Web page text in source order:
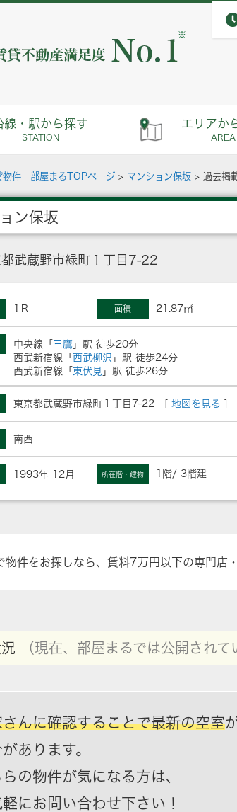
※
線・駅から探す
STATION
エリアか
AREA
物件 部屋まるTOPページ > マンション保坂 > 過去掲
ン保坂
武蔵野市緑町１丁目7-22
1Ｒ 面積 21.87㎡
中央線「 三鷹 」駅 徒歩20分
西武新宿線「 西武柳沢 」駅 徒歩24分
西武新宿線「 東伏見 」駅 徒歩26分
東京都武蔵野市緑町１丁目7-22 [ 地図を見る
南西
1993年 12月 所在階・建物 1階/ 3階建
物件をお探しなら、賃料7万円以下の専門店
（現在、部屋まるでは公開されて
んに確認することで最新の空室
あります。
らの物件が気になる方は、
軽にお問い合わせ下さい！